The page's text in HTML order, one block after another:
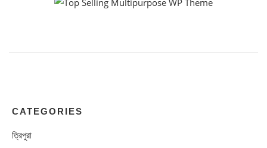
CATEGORIES
ত্রিপুরা